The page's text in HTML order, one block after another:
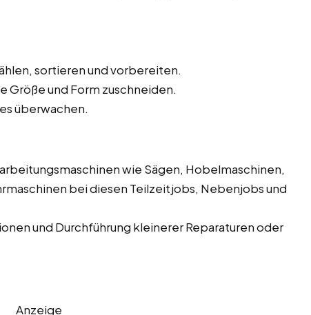
sortieren und vorbereiten.
Größe und Form zuschneiden.
überwachen.
wie Sägen, Hobelmaschinen,
bei diesen Teilzeitjobs, Nebenjobs und
und Durchführung kleinerer Reparaturen oder
Anzeige